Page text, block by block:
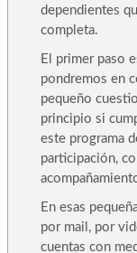
dependientes
completa.
El primer paso
pondremos en
pequeño
principio si
este programa
participación,
En esas
por mail, por
cuentas con